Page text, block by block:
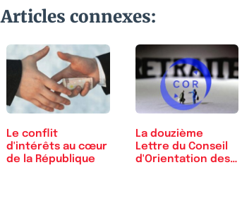
Articles connexes:
Le conflit
d'intérêts au cœur
de la République
La douzième
Lettre du Conseil
d'Orientation des